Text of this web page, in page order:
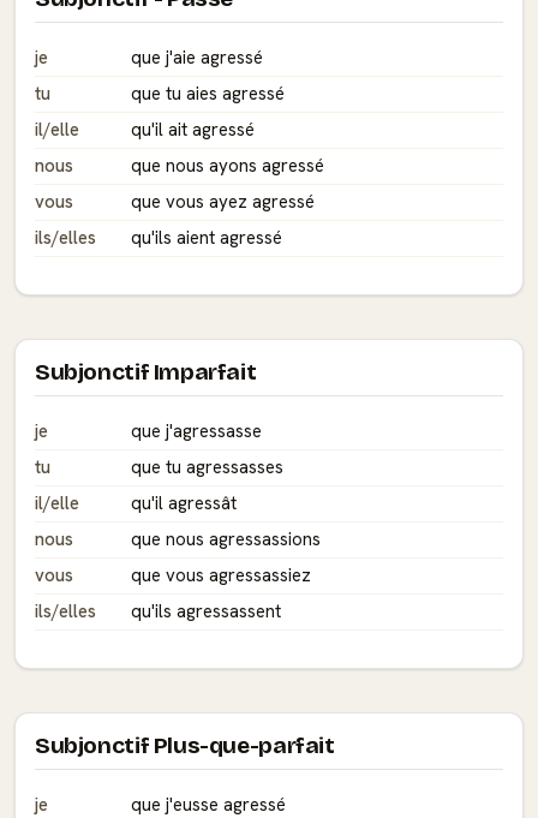
je
que j'aie agressé
tu
que tu aies agressé
il/elle
qu'il ait agressé
nous
que nous ayons agressé
vous
que vous ayez agressé
ils/elles
qu'ils aient agressé
Subjonctif Imparfait
je
que j'agressasse
tu
que tu agressasses
il/elle
qu'il agressât
nous
que nous agressassions
vous
que vous agressassiez
ils/elles
qu'ils agressassent
Subjonctif Plus-que-parfait
je
que j'eusse agressé